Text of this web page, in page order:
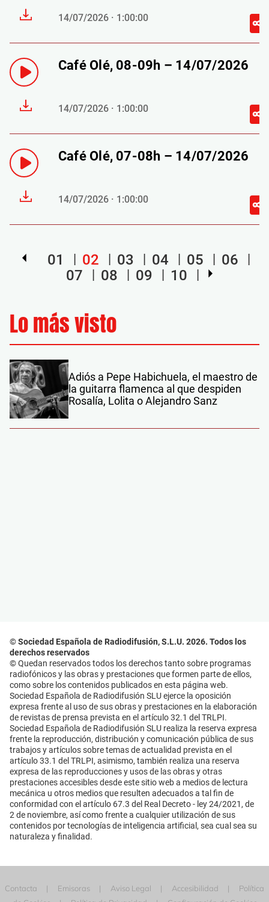
14/07/2026 · 1:00:00
Café Olé, 08-09h – 14/07/2026
14/07/2026 · 1:00:00
Café Olé, 07-08h – 14/07/2026
14/07/2026 · 1:00:00
01 02 03 04 05
06
07
08 09 10
Lo más visto
Adiós a Pepe Habichuela, el maestro de
la guitarra flamenca al que despiden
Rosalía, Lolita o Alejandro Sanz
© Sociedad Española de Radiodifusión, S.L.U. 2026. Todos los
derechos reservados
© Quedan reservados todos los derechos tanto sobre programas
radiofónicos y las obras y prestaciones que formen parte de ellos,
como sobre los contenidos publicados en esta página web.
Sociedad Española de Radiodifusión SLU ejerce la oposición
expresa frente al uso de sus obras y prestaciones en la elaboración
de revistas de prensa prevista en el artículo 32.1 del TRLPI.
Sociedad Española de Radiodifusión SLU realiza la reserva expresa
frente la reproducción, distribución y comunicación pública de sus
trabajos y artículos sobre temas de actualidad prevista en el
artículo 33.1 del TRLPI, asimismo, también realiza una reserva
expresa de las reproducciones y usos de las obras y otras
prestaciones accesibles desde este sitio web a medios de lectura
mecánica u otros medios que resulten adecuados a tal fin de
conformidad con el artículo 67.3 del Real Decreto - ley 24/2021, de
2 de noviembre, así como frente a cualquier utilización de sus
contenidos por tecnologías de inteligencia artificial, sea cual sea su
naturaleza y finalidad.
Contacta Emisoras Aviso Legal Accesibilidad
Política